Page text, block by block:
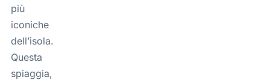
più
iconiche
dell’isola.
Questa
spiaggia,